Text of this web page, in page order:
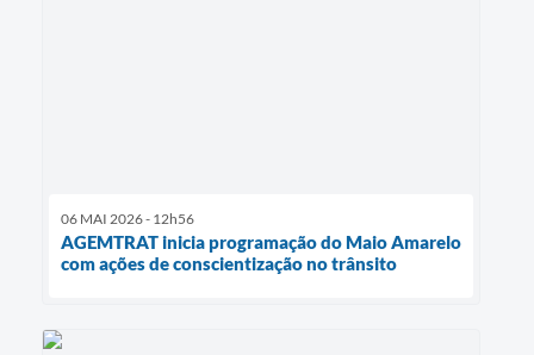
06 MAI 2026 - 12h56
AGEMTRAT inicia programação do Maio Amarelo
com ações de conscientização no trânsito